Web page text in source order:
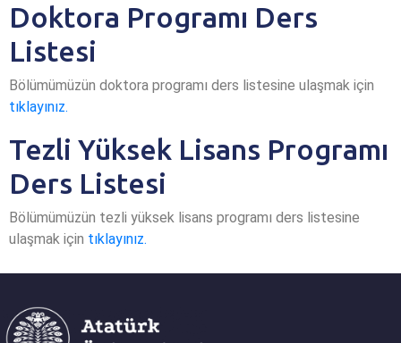
ARAŞTIRMA
ADAY ÖĞRENCILER
VECHE
FEDEK
TYÇ
MEMNUNIYET ANKETLERI
Doktora Programı Ders
Listesi
Bölümümüzün doktora programı ders listesine ulaşmak için
tıklayınız.
Tezli Yüksek Lisans Programı
Ders Listesi
Bölümümüzün tezli yüksek lisans programı ders listesine
ulaşmak için tıklayınız.